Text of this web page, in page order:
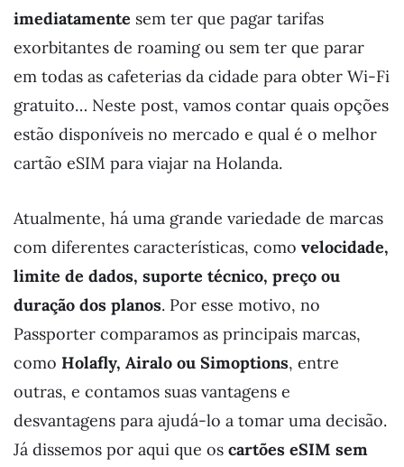
imediatamente sem ter que pagar tarifas
exorbitantes de roaming ou sem ter que parar
em todas as cafeterias da cidade para obter Wi-Fi
gratuito… Neste post, vamos contar quais opções
estão disponíveis no mercado e qual é o melhor
cartão eSIM para viajar na Holanda.
Atualmente, há uma grande variedade de marcas
com diferentes características, como velocidade,
limite de dados, suporte técnico, preço ou
duração dos planos. Por esse motivo, no
Passporter comparamos as principais marcas,
como Holafly, Airalo ou Simoptions, entre
outras, e contamos suas vantagens e
desvantagens para ajudá-lo a tomar uma decisão.
Já dissemos por aqui que os cartões eSIM sem